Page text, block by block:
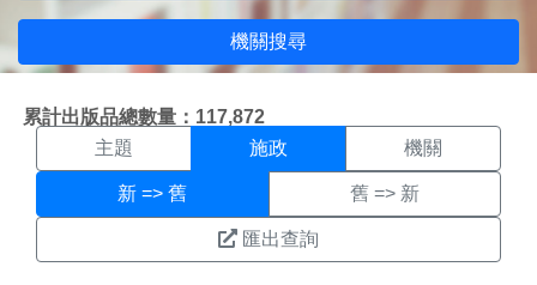
機關搜尋
累計出版品總數量：117,872
施政搜尋結果頁面
主題 施政 機關
新 => 舊 舊 => 新
匯出查詢